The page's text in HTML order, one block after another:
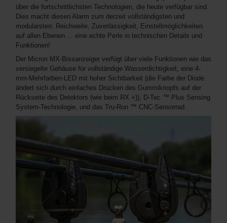
über die fortschrittlichsten Technologien, die heute verfügbar sind.
Dies macht diesen Alarm zum derzeit vollständigsten und
modularsten: Reichweite, Zuverlässigkeit, Einstellmöglichkeiten
auf allen Ebenen ... eine echte Perle in technischen Details und
Funktionen!
Der Micron MX-Bissanzeiger verfügt über viele Funktionen wie das
versiegelte Gehäuse für vollständige Wasserdichtigkeit, eine 4-
mm-Mehrfarben-LED mit hoher Sichtbarkeit (die Farbe der Diode
ändert sich durch einfaches Drücken des Gummiknopfs auf der
Rückseite des Detektors (wie beim RX +)), D-Tec ™ Plus Sensing
System-Technologie, und das Tru-Run ™ CNC-Sensorrad.